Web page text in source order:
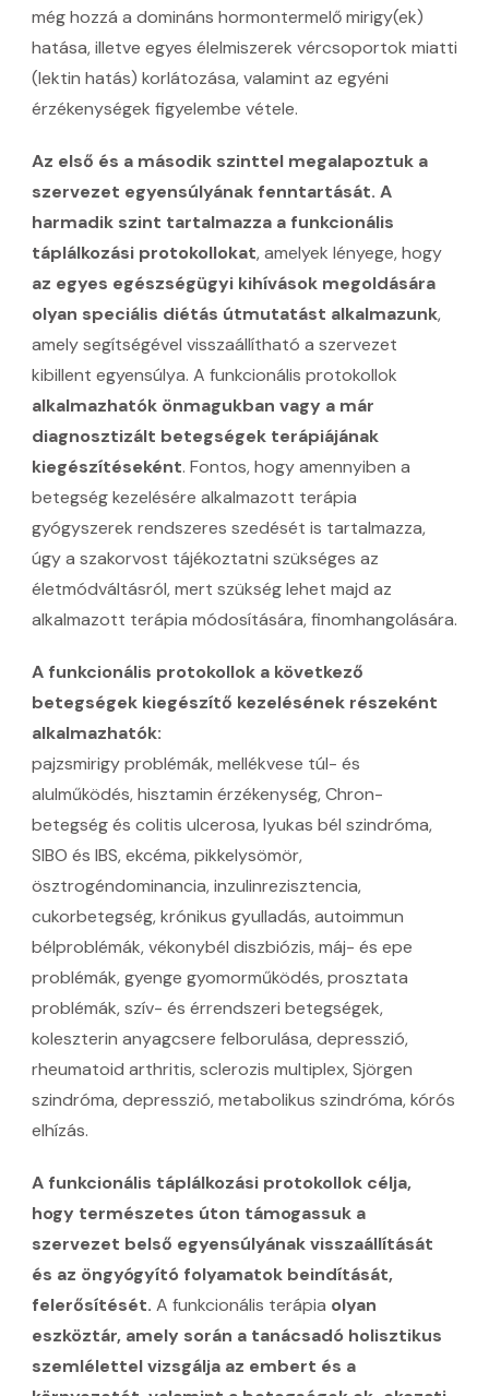
még hozzá a domináns hormontermelő mirigy(ek)
hatása, illetve egyes élelmiszerek vércsoportok miatti
(lektin hatás) korlátozása, valamint az egyéni
érzékenységek figyelembe vétele.
Az első és a második szinttel megalapoztuk a
szervezet egyensúlyának fenntartását. A
harmadik szint tartalmazza a funkcionális
táplálkozási protokollokat, amelyek lényege, hogy
az egyes egészségügyi kihívások megoldására
olyan speciális diétás útmutatást alkalmazunk,
amely segítségével visszaállítható a szervezet
kibillent egyensúlya. A funkcionális protokollok
alkalmazhatók önmagukban vagy a már
diagnosztizált betegségek terápiájának
kiegészítéseként. Fontos, hogy amennyiben a
betegség kezelésére alkalmazott terápia
gyógyszerek rendszeres szedését is tartalmazza,
úgy a szakorvost tájékoztatni szükséges az
életmódváltásról, mert szükség lehet majd az
alkalmazott terápia módosítására, finomhangolására.
A funkcionális protokollok a következő
betegségek kiegészítő kezelésének részeként
alkalmazhatók:
pajzsmirigy problémák, mellékvese túl- és
alulműködés, hisztamin érzékenység, Chron-
betegség és colitis ulcerosa, lyukas bél szindróma,
SIBO és IBS, ekcéma, pikkelysömör,
ösztrogéndominancia, inzulinrezisztencia,
cukorbetegség, krónikus gyulladás, autoimmun
bélproblémák, vékonybél diszbiózis, máj- és epe
problémák, gyenge gyomorműködés, prosztata
problémák, szív- és érrendszeri betegségek,
koleszterin anyagcsere felborulása, depresszió,
rheumatoid arthritis, sclerozis multiplex, Sjörgen
szindróma, depresszió, metabolikus szindróma, kórós
elhízás.
A funkcionális táplálkozási protokollok célja,
hogy természetes úton támogassuk a
szervezet belső egyensúlyának visszaállítását
és az öngyógyító folyamatok beindítását,
felerősítését. A funkcionális terápia olyan
eszköztár, amely során a tanácsadó holisztikus
szemlélettel vizsgálja az embert és a